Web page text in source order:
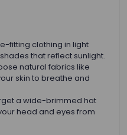
fitting clothing in light
that reflect sunlight.
natural fabrics like
skin to breathe and
a wide-brimmed hat
head and eyes from